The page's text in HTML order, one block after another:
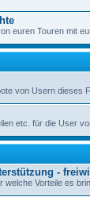
euren Touren mit
von Usern dieses
etc. für die User
-
welche Vorteile es